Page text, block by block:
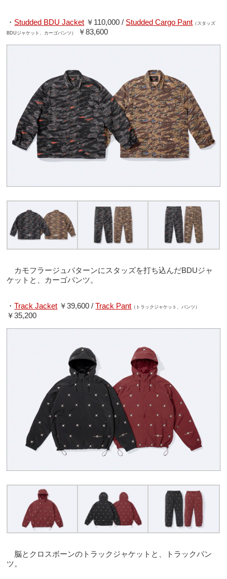
・ Studded BDU Jacket ￥110,000 / Studded Cargo Pant （スタッズ
BDUジャケット、カーゴパンツ）
￥83,600
カモフラージュパターンにスタッズを打ち込んだBDUジャ
ケットと、カーゴパンツ。
・Track Jacket ￥39,600 /Track Pant （トラックジャケット、パンツ）
￥35,200
脳とクロスボーンのトラックジャケットと、トラックパン
ツ。